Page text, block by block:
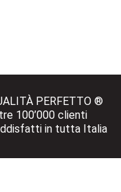
PERFETTO ®
100’000 clienti
in tutta Italia